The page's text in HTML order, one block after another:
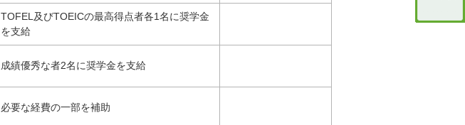
TOFEL及びTOEICの最高得点者各1名に奨学金
を支給
成績優秀な者2名に奨学金を支給
必要な経費の一部を補助